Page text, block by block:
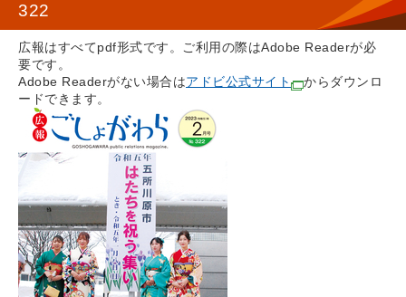
322
広報はすべてpdf形式です。ご利用の際はAdobe Readerが必
要です。
Adobe Readerがない場合はアドビ公式サイト
からダウンロ
ードできます。